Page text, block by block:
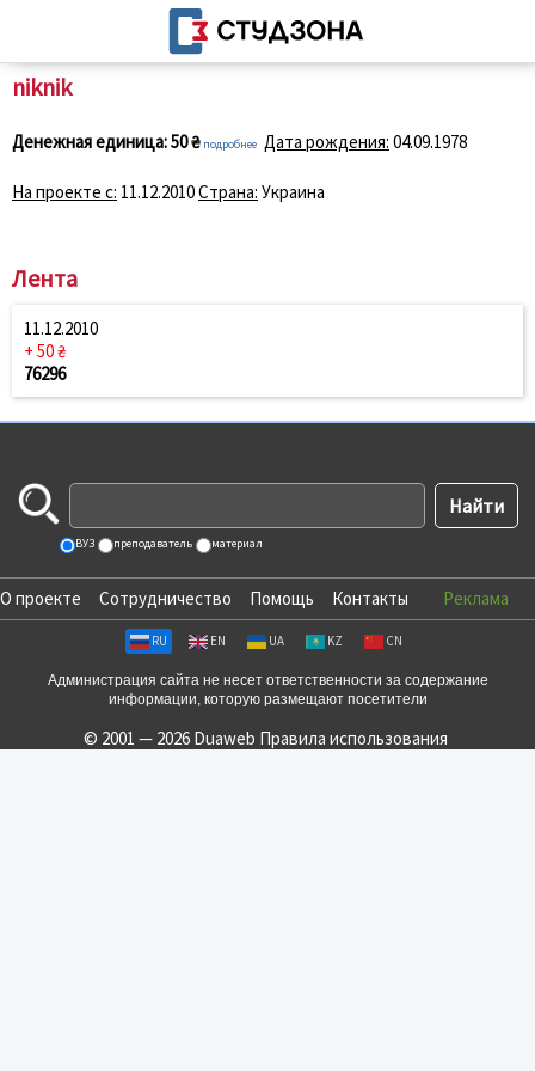
niknik
Денежная единица:50 ₴ подробнее Дата рождения: 04.09.1978
На проекте с: 11.12.2010Страна: Украина
Лента
11.12.2010
+ 50 ₴
76296
ВУЗ преподаватель материал
О проекте Сотрудничество Помощь Контакты Реклама
RU EN UA KZ CN
Администрация сайта не несет ответственности за содержание
информации, которую размещают посетители
© 2001 — 2026 Duaweb Правила использования